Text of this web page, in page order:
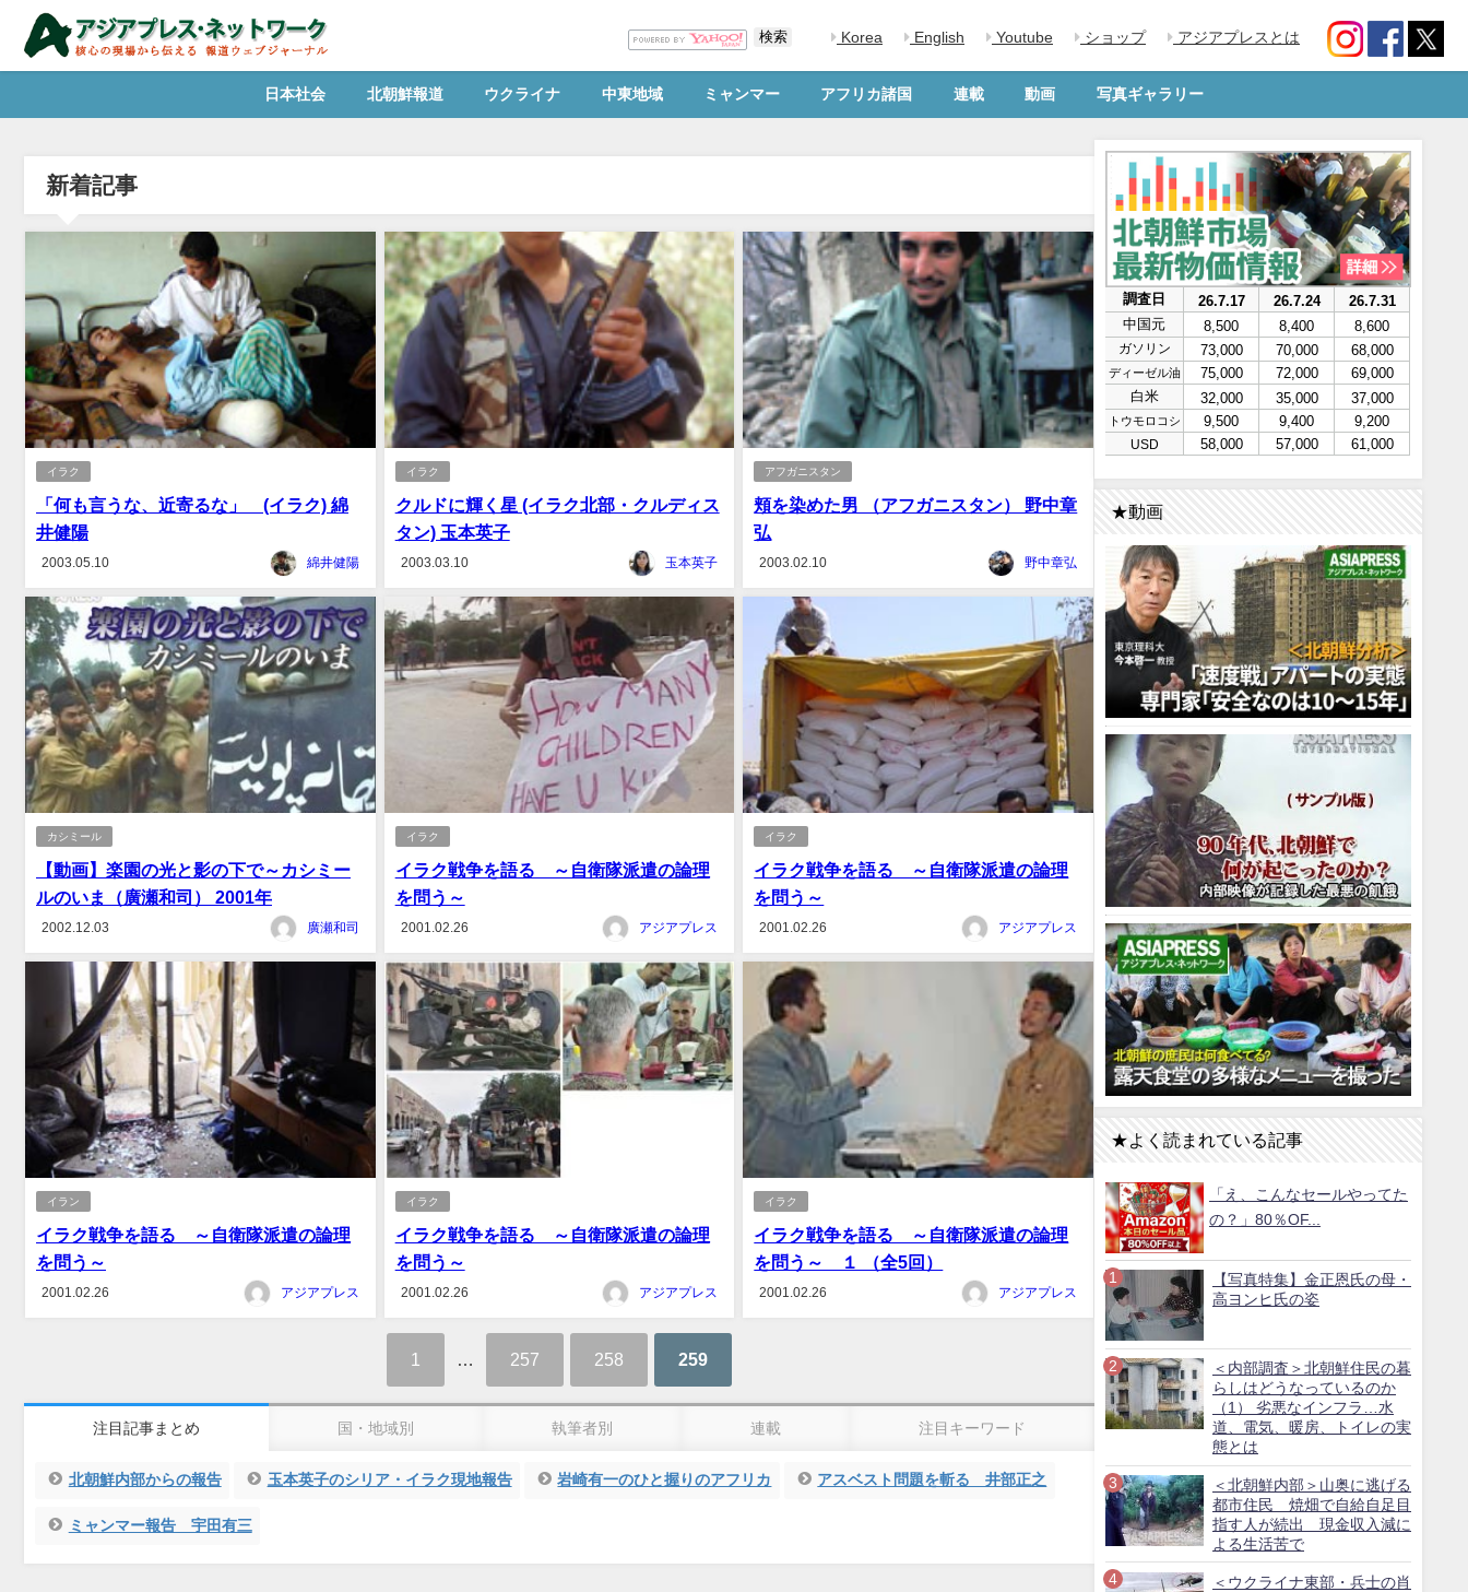
Korea English Youtube ショップ アジアプレスとは
日本社会 北朝鮮報道 ウクライナ 中東地域 ミャンマー アフリカ諸国 連載 動画 写真ギャラリー
新着記事
イラク
「何も言うな、近寄るな」 (イラク) 綿
井健陽
2003.05.10 綿井健陽
イラク
クルドに輝く星 (イラク北部・クルディス
タン) 玉本英子
2003.03.10 玉本英子
アフガニスタン
頬を染めた男 （アフガニスタン） 野中章
弘
2003.02.10 野中章弘
カシミール
【動画】楽園の光と影の下で～カシミー
ルのいま（廣瀬和司） 2001年
2002.12.03 廣瀬和司
イラク
イラク戦争を語る ～自衛隊派遣の論理
を問う～
2001.02.26 アジアプレス
イラク
イラク戦争を語る ～自衛隊派遣の論理
を問う～
2001.02.26 アジアプレス
イラン
イラク戦争を語る ～自衛隊派遣の論理
を問う～
2001.02.26 アジアプレス
イラク
イラク戦争を語る ～自衛隊派遣の論理
を問う～
2001.02.26 アジアプレス
イラク
イラク戦争を語る ～自衛隊派遣の論理
を問う～ １ （全5回）
2001.02.26 アジアプレス
1 … 257 258 259
注目記事まとめ 国・地域別 執筆者別 連載 注目キーワード
北朝鮮内部からの報告 玉本英子のシリア・イラク現地報告 岩崎有一のひと握りのアフリカ アスベスト問題を斬る 井部正之
ミャンマー報告 宇田有三
★動画
★よく読まれている記事
「え、こんなセールやってた
の？」80％OF...
【写真特集】金正恩氏の母・
高ヨンヒ氏の姿
＜内部調査＞北朝鮮住民の暮
らしはどうなっているのか
（1） 劣悪なインフラ…水
道、電気、暖房、トイレの実
態とは
＜北朝鮮内部＞山奥に逃げる
都市住民 焼畑で自給自足目
指す人が続出 現金収入減に
よる生活苦で
＜ウクライナ東部・兵士の肖